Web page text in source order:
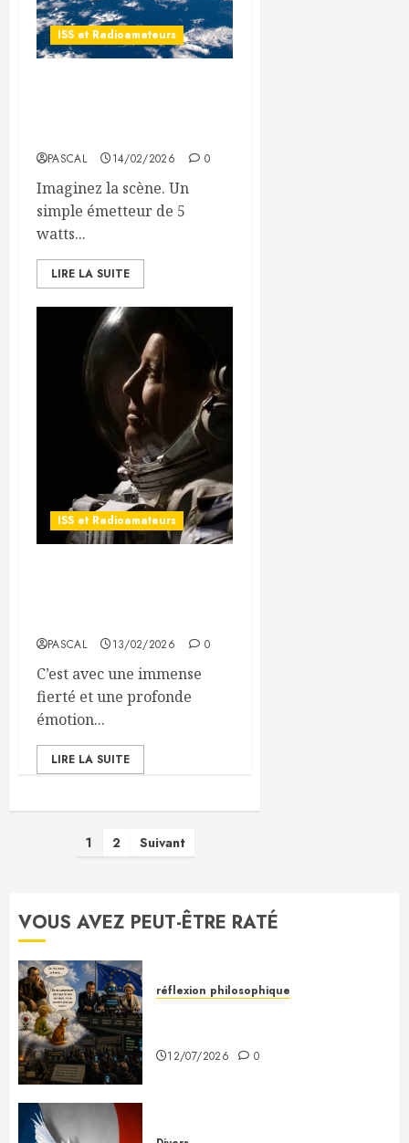
ISS et Radioamateurs
PASCAL 14/02/2026 0
Imaginez la scène. Un
simple émetteur de 5
watts...
LIRE LA SUITE
ISS et Radioamateurs
PASCAL 13/02/2026 0
C’est avec une immense
fierté et une profonde
émotion...
LIRE LA SUITE
Pagination
publications
1 2 Suivant
VOUS AVEZ PEUT-ÊTRE RATÉ
réflexion philosophique
12/07/2026 0